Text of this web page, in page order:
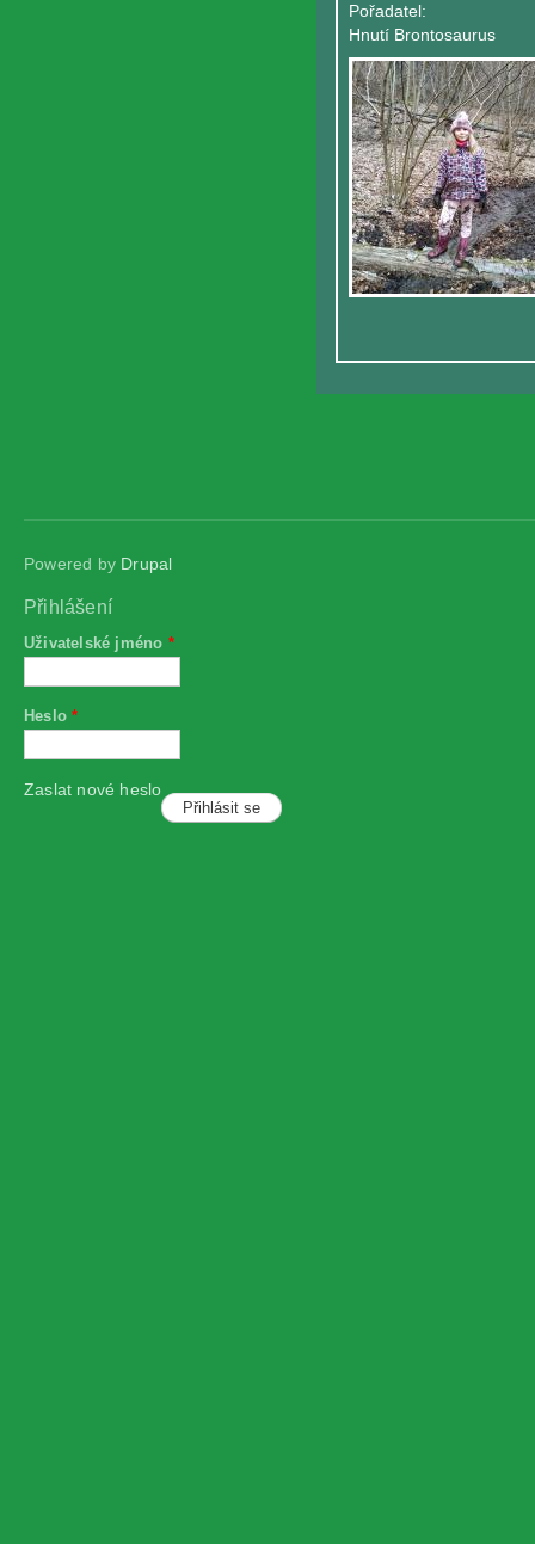
Pořadatel:
Hnutí Brontosaurus
Powered by Drupal
Přihlášení
Uživatelské jméno *
Heslo*
Zaslat nové heslo